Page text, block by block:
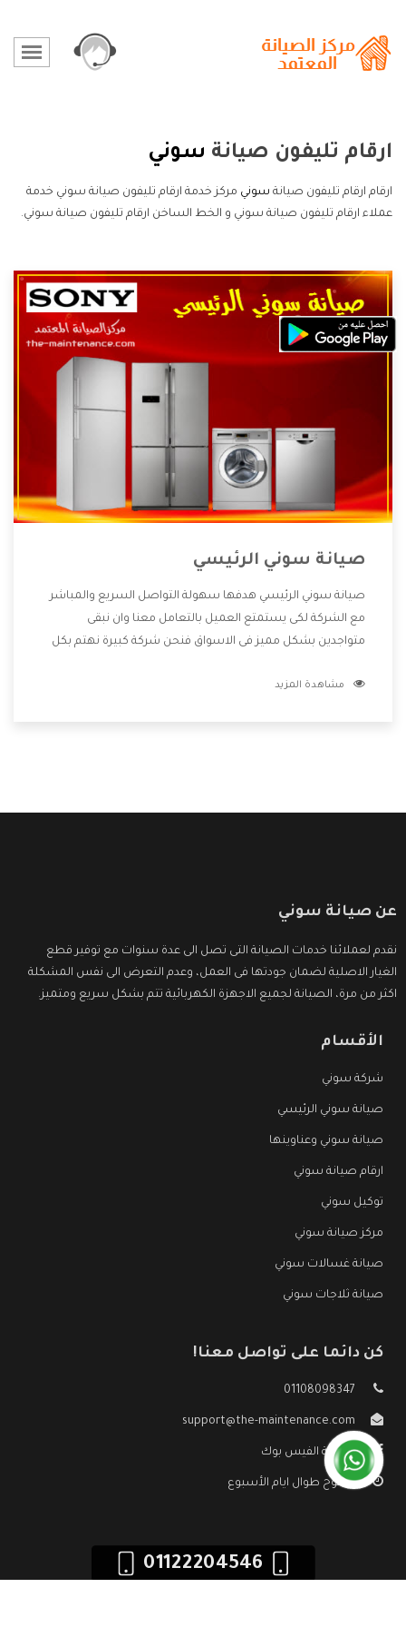
ارقام تليفون صيانة سوني
ارقام ارقام تليفون صيانة سوني مركز خدمة ارقام تليفون صيانة سوني خدمة
عملاء ارقام تليفون صيانة سوني و الخط الساخن ارقام تليفون صيانة سوني.
صيانة سوني الرئيسي
صيانة سوني الرئيسي هدفها سهولة التواصل السريع والمباشر
مع الشركة لكى يستمتع العميل بالتعامل معنا وان نبقى
متواجدين بشكل مميز فى الاسواق فنحن شركة كبيرة نهتم بكل
الشركة بها والتى تكون منها خدمة الصيانة التى تكون من أهم
مشاهدة المزيد
عن صيانة سوني
نقدم لعملائنا خدمات الصيانة التى تصل الى عدة سنوات مع توفير قطع
الغيار الاصلية لضمان جودتها فى العمل، وعدم التعرض الى نفس المشكلة
اكثر من مرة، الصيانة لجميع الاجهزة الكهربائية تتم بشكل سريع ومتميز.
الأقسام
شركة سوني
صيانة سوني الرئيسي
صيانة سوني وعناوينها
ارقام صيانة سوني
توكيل سوني
مركز صيانة سوني
صيانة غسالات سوني
صيانة ثلاجات سوني
كن دائما على تواصل معنا!
01108098347
support@the-maintenance.com
صفحة الفيس بوك
مفتوح طوال ايام الأسبوع
01122204546